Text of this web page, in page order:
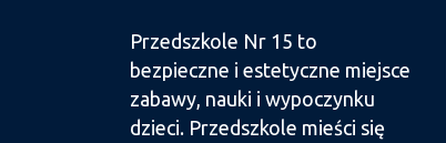
Przedszkole Nr 15 to
bezpieczne i estetyczne miejsce
zabawy, nauki i wypoczynku
dzieci. Przedszkole mieści się